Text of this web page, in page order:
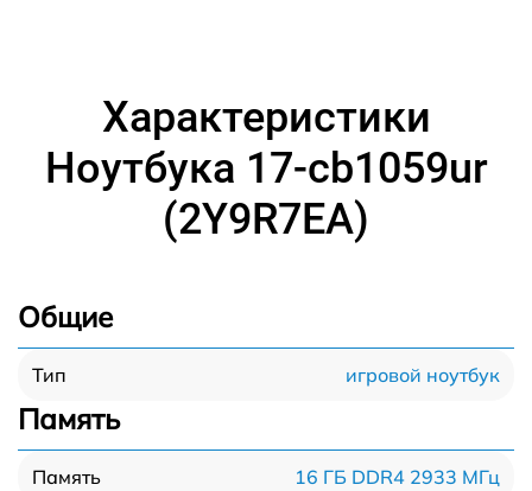
Характеристики
Ноутбука 17-cb1059ur
(2Y9R7EA)
Общие
Тип игровой ноутбук
Память
Память 16 ГБ DDR4 2933 МГц